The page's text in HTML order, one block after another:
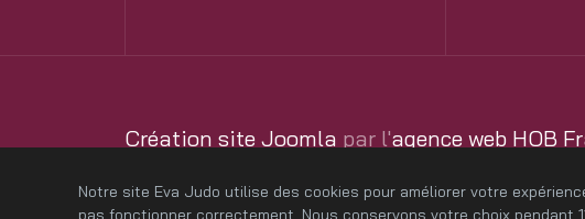
Notre site Eva Judo utilise des cookies pour améliorer votre
pas fonctionner correctement. Nous conservons votre choix pendant
Création site Joomla par l'agence web HOB